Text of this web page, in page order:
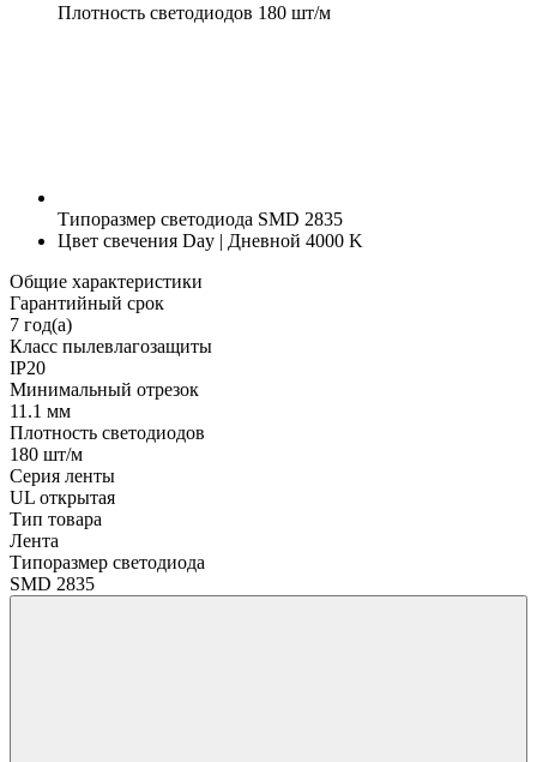
Плотность светодиодов 180 шт/м
Типоразмер светодиода SMD 2835
Цвет свечения Day | Дневной 4000 K
Общие характеристики
Гарантийный срок
7 год(а)
Класс пылевлагозащиты
IP20
Минимальный отрезок
11.1 мм
Плотность светодиодов
180 шт/м
Серия ленты
UL открытая
Тип товара
Лента
Типоразмер светодиода
SMD 2835